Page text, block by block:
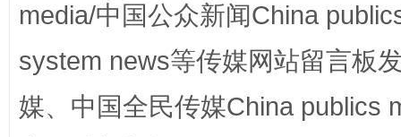
完善运行机制助力责任有效落实 一纸欠
media/中国公众新闻China
system news等传媒网站留言板
媒、中国全民传媒China publics